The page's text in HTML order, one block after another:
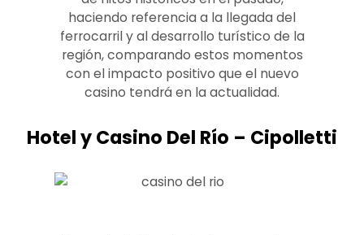
haciendo referencia a la llegada del
ferrocarril y al desarrollo turístico de la
región, comparando estos momentos
con el impacto positivo que el nuevo
casino tendrá en la actualidad.
Hotel y Casino Del Río – Cipolletti